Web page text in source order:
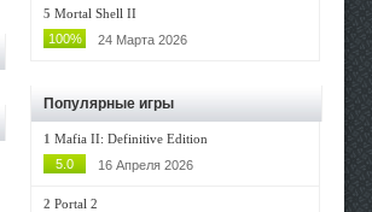
5 Mortal Shell II
100%
24 Марта 2026
Популярные игры
1 Mafia II: Definitive Edition
5.0
16 Апреля 2026
2 Portal 2